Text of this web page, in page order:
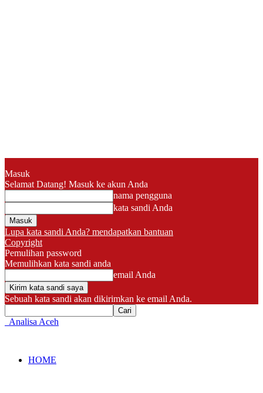
Masuk
Selamat Datang! Masuk ke akun Anda
nama pengguna
kata sandi Anda
Lupa kata sandi Anda? mendapatkan bantuan
Copyright
Pemulihan password
Memulihkan kata sandi anda
email Anda
Sebuah kata sandi akan dikirimkan ke email Anda.
Analisa Aceh
HOME